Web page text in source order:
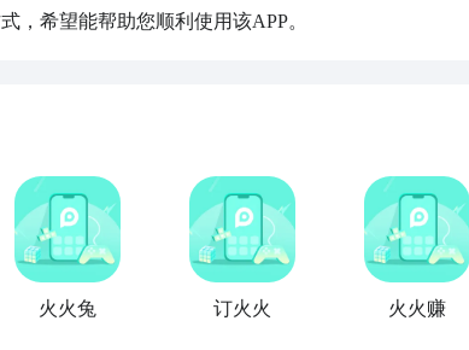
，希望能帮助您顺利使用该APP。
火火兔 订火火 火火赚